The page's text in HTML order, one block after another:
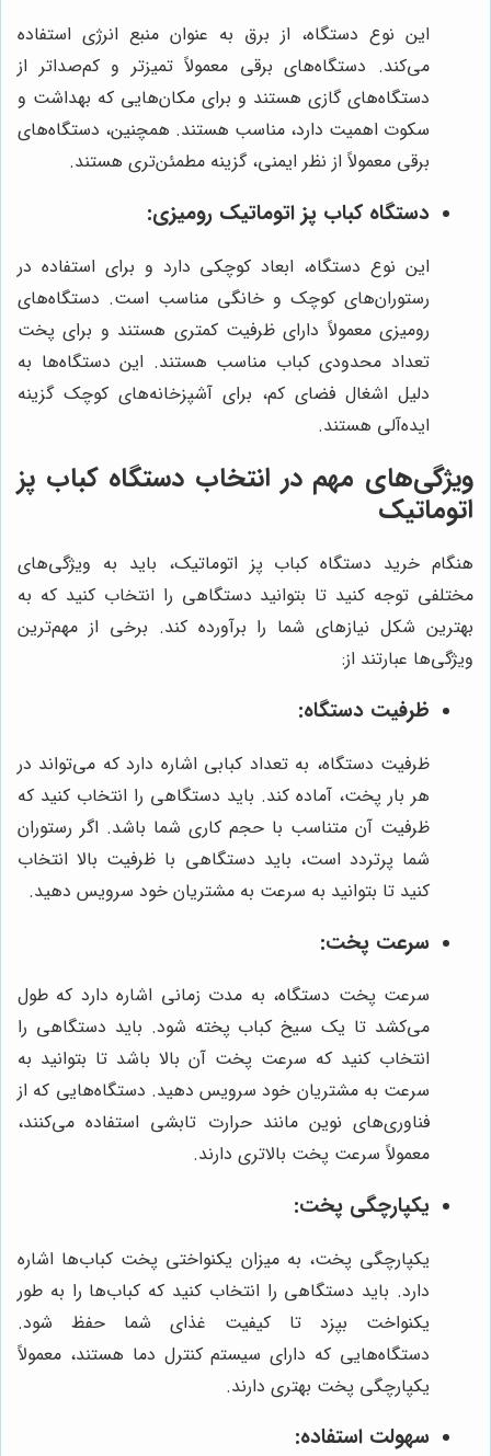
این نوع دستگاه، از برق به عنوان منبع انرژی استفاده
می‌کند. دستگاه‌های برقی معمولاً تمیزتر و کم‌صداتر از
دستگاه‌های گازی هستند و برای مکان‌هایی که بهداشت و
سکوت اهمیت دارد، مناسب هستند. همچنین، دستگاه‌های
برقی معمولاً از نظر ایمنی، گزینه مطمئن‌تری هستند.
دستگاه کباب پز اتوماتیک رومیزی:
این نوع دستگاه، ابعاد کوچکی دارد و برای استفاده در
رستوران‌های کوچک و خانگی مناسب است. دستگاه‌های
رومیزی معمولاً دارای ظرفیت کمتری هستند و برای پخت
تعداد محدودی کباب مناسب هستند. این دستگاه‌ها به
دلیل اشغال فضای کم، برای آشپزخانه‌های کوچک گزینه
ایده‌آلی هستند.
ویژگی‌های مهم در انتخاب دستگاه کباب پز
اتوماتیک
هنگام خرید دستگاه کباب پز اتوماتیک، باید به ویژگی‌های
مختلفی توجه کنید تا بتوانید دستگاهی را انتخاب کنید که به
بهترین شکل نیازهای شما را برآورده کند. برخی از مهم‌ترین
ویژگی‌ها عبارتند از:
ظرفیت دستگاه:
ظرفیت دستگاه، به تعداد کبابی اشاره دارد که می‌تواند در
هر بار پخت، آماده کند. باید دستگاهی را انتخاب کنید که
ظرفیت آن متناسب با حجم کاری شما باشد. اگر رستوران
شما پرتردد است، باید دستگاهی با ظرفیت بالا انتخاب
کنید تا بتوانید به سرعت به مشتریان خود سرویس دهید.
سرعت پخت:
سرعت پخت دستگاه، به مدت زمانی اشاره دارد که طول
می‌کشد تا یک سیخ کباب پخته شود. باید دستگاهی را
انتخاب کنید که سرعت پخت آن بالا باشد تا بتوانید به
سرعت به مشتریان خود سرویس دهید. دستگاه‌هایی که از
فناوری‌های نوین مانند حرارت تابشی استفاده می‌کنند،
معمولاً سرعت پخت بالاتری دارند.
یکپارچگی پخت:
یکپارچگی پخت، به میزان یکنواختی پخت کباب‌ها اشاره
دارد. باید دستگاهی را انتخاب کنید که کباب‌ها را به طور
یکنواخت بپزد تا کیفیت غذای شما حفظ شود.
دستگاه‌هایی که دارای سیستم کنترل دما هستند، معمولاً
یکپارچگی پخت بهتری دارند.
سهولت استفاده: